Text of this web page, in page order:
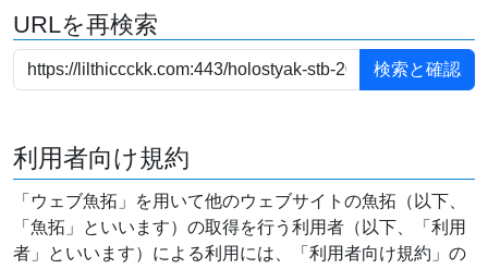
URLを再検索
利用者向け規約
「ウェブ魚拓」を用いて他のウェブサイトの魚拓（以下、
「魚拓」といいます）の取得を行う利用者（以下、「利用
者」といいます）による利用には、「利用者向け規約」の